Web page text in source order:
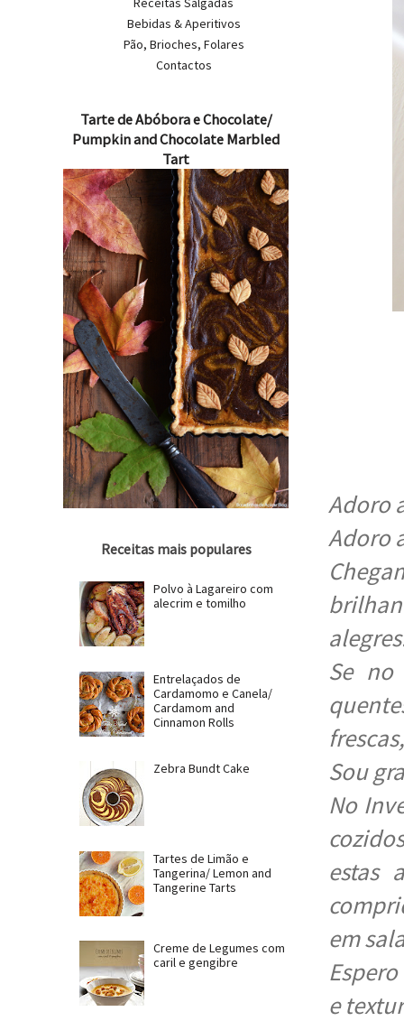
Adoro
Adoro
Se no
Sou
No
estas
em
e
Bebidas & Aperitivos
Pão, Brioches, Folares
Contactos
Tarte de Abóbora e Chocolate/
Pumpkin and Chocolate Marbled
Tart
Receitas mais populares
Polvo à Lagareiro com
alecrim e tomilho
Entrelaçados de
Cardamomo e Canela/
Cardamom and
Cinnamon Rolls
Zebra Bundt Cake
Tartes de Limão e
Tangerina/ Lemon and
Tangerine Tarts
Creme de Legumes com
caril e gengibre